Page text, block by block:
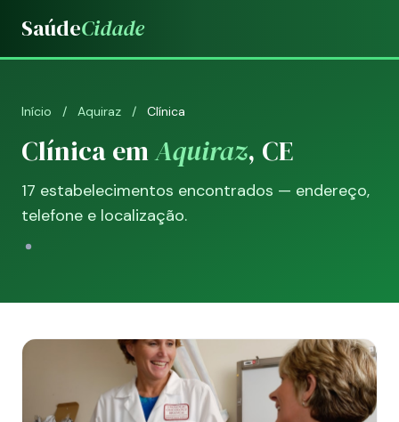
SaúdeCidade
Início / Aquiraz / Clínica
Clínica emAquiraz, CE
17 estabelecimentos encontrados — endereço,
telefone e localização.